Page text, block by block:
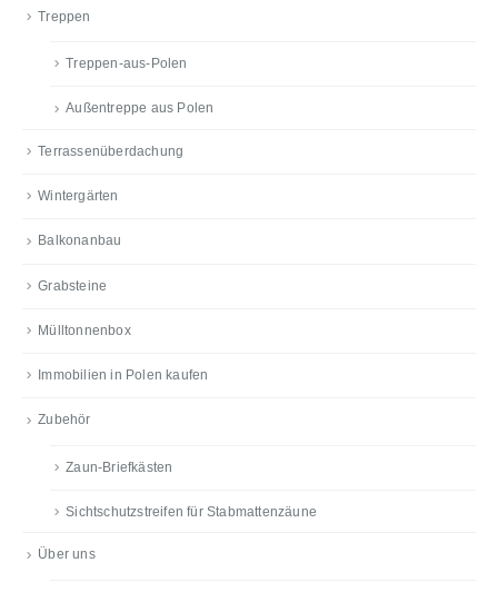
Treppen
Treppen-aus-Polen
Außentreppe aus Polen
Terrassenüberdachung
Wintergärten
Balkonanbau
Grabsteine
Mülltonnenbox
Immobilien in Polen kaufen
Zubehör
Zaun-Briefkästen
Sichtschutzstreifen für Stabmattenzäune
Über uns